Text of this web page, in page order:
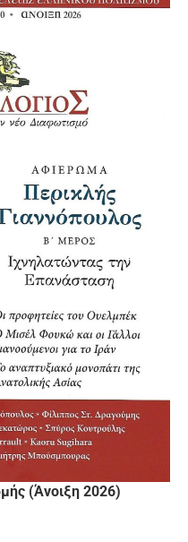
(Άνοιξη 2026)